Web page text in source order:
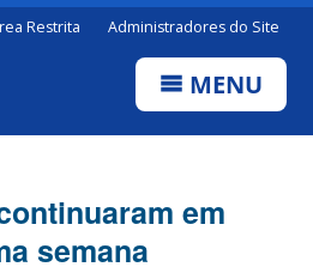
Restrita Administradores do Site
MENU
em
semana